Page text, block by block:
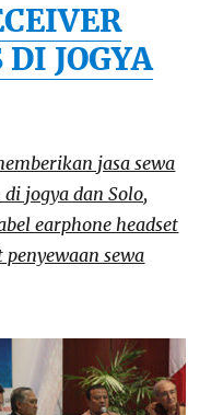
JOGYA
jasa sewa
jogya dan Solo,
earphone headset
sewa